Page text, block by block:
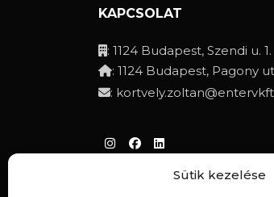
Sütik kezelése
KAPCSOLAT
: 1124 Budapest, Szendi u. 1.
: 1124 Budapest, Pagony
: